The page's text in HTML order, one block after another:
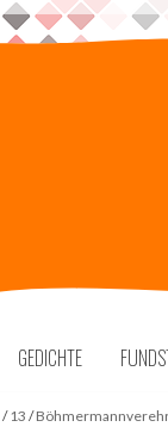
GEDICHTE
/13 /